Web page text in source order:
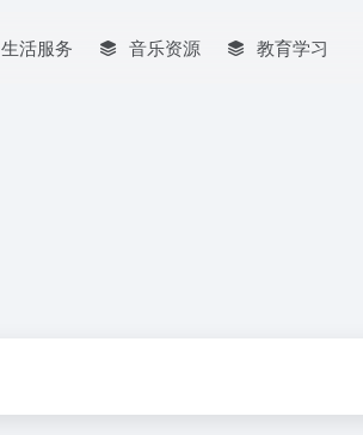
生活服务 音乐资源 教育学习